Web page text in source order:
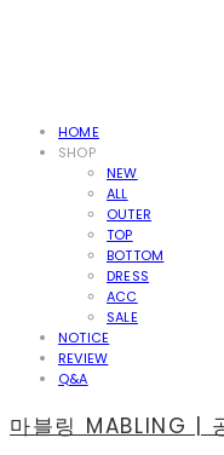
HOME
SHOP
NEW
ALL
OUTER
TOP
BOTTOM
DRESS
ACC
SALE
NOTICE
REVIEW
Q&A
마블링 MABLING |